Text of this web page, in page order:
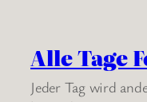
Alle Tage
Jeder Tag wird